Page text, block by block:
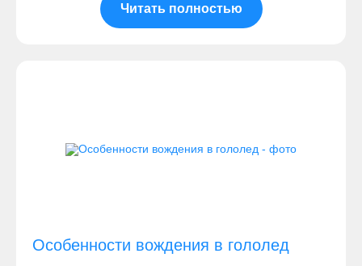
Читать полностью
Особенности вождения в гололед